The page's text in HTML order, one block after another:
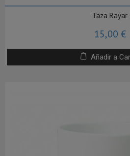
Taza Rayar
15,00 €
Añadir a